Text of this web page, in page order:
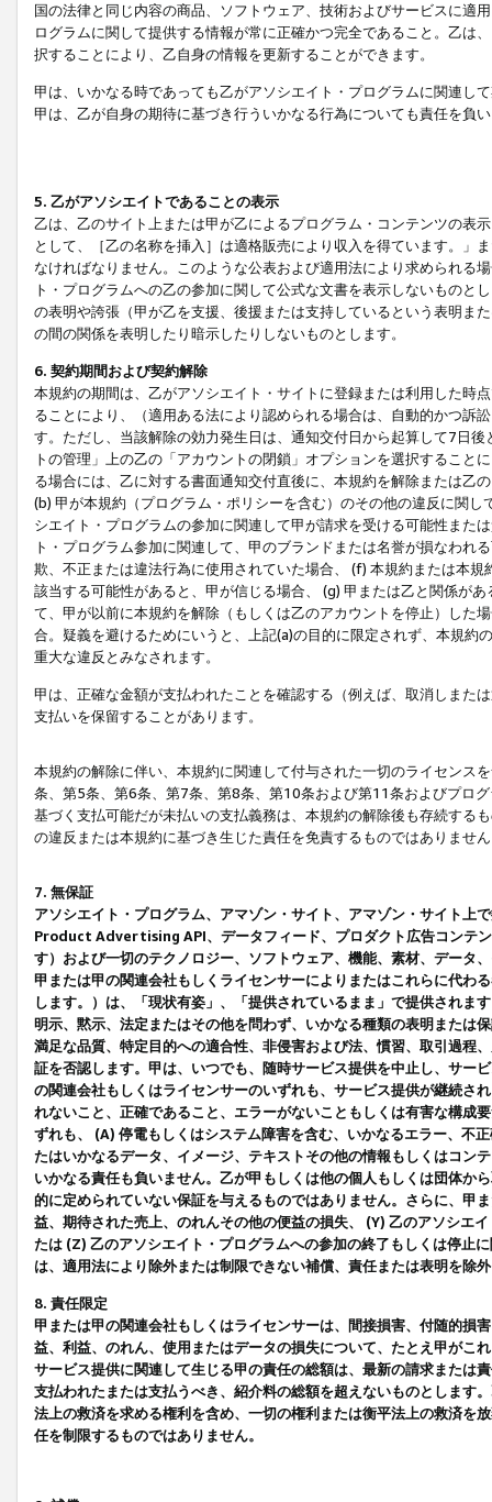
国の法律と同じ内容の商品、ソフトウェア、技術およびサービスに適
ログラムに関して提供する情報が常に正確かつ完全であること。乙は
択することにより、乙自身の情報を更新することができます。
甲は、いかなる時であっても乙がアソシエイト・プログラムに関連し
甲は、乙が自身の期待に基づき行ういかなる行為についても責任を負
5. 乙がアソシエイトであることの表示
乙は、乙のサイト上または甲が乙によるプログラム・コンテンツの表
として、［乙の名称を挿入］は適格販売により収入を得ています。」
なければなりません。このような公表および適用法により求められる
ト・プログラムへの乙の参加に関して公式な文書を表示しないもの
の表明や誇張（甲が乙を支援、後援または支持しているという表明ま
の間の関係を表明したり暗示したりしないものとします。
6. 契約期間および契約解除
本規約の期間は、乙がアソシエイト・サイトに登録または利用した時
ることにより、（適用ある法により認められる場合は、自動的かつ訴
す。ただし、当該解除の効力発生日は、通知交付日から起算して7日
トの管理」上の乙の「アカウントの閉鎖」オプションを選択するこ
る場合には、乙に対する書面通知交付直後に、本規約を解除または乙
(b) 甲が本規約（プログラム・ポリシーを含む）のその他の違反に関
シエイト・プログラムの参加に関連して甲が請求を受ける可能性また
ト・プログラム参加に関連して、甲のブランドまたは名誉が損なわれ
欺、不正または違法行為に使用されていた場合、 (f) 本規約または本
該当する可能性があると、甲が信じる場合、 (g) 甲または乙と関係が
て、甲が以前に本規約を解除（もしくは乙のアカウントを停止）した
合。疑義を避けるためにいうと、上記(a)の目的に限定されず、本規
重大な違反とみなされます。
甲は、正確な金額が支払われたことを確認する（例えば、取消しまた
支払いを保留することがあります。
本規約の解除に伴い、本規約に関連して付与された一切のライセンス
条、第5条、第6条、第7条、第8条、第10条および第11条およびプロ
基づく支払可能だが未払いの支払義務は、本規約の解除後も存続する
の違反または本規約に基づき生じた責任を免責するものではありませ
7. 無保証
アソシエイト・プログラム、アマゾン・サイト、アマゾン・サイト上
Product Advertising API、データフィード、プロダクト広告コンテ
す）および一切のテクノロジー、ソフトウェア、機能、素材、データ
甲または甲の関連会社もしくライセンサーによりまたはこれらに代わ
します。）は、「現状有姿」、「提供されているまま」で提供されま
明示、黙示、法定またはその他を問わず、いかなる種類の表明または
満足な品質、特定目的への適合性、非侵害および法、慣習、取引過程
証を否認します。甲は、いつでも、随時サービス提供を中止し、サー
の関連会社もしくはライセンサーのいずれも、サービス提供が継続さ
れないこと、正確であること、エラーがないこともしくは有害な構成
ずれも、 (A) 停電もしくはシステム障害を含む、いかなるエラー、不
たはいかなるデータ、イメージ、テキストその他の情報もしくはコン
いかなる責任も負いません。乙が甲もしくは他の個人もしくは団体か
的に定められていない保証を与えるものではありません。さらに、甲
益、期待された売上、のれんその他の便益の損失、 (Y) 乙のアソシエ
たは (Z) 乙のアソシエイト・プログラムへの参加の終了もしくは停止
は、適用法により除外または制限できない補償、責任または表明を除
8. 責任限定
甲または甲の関連会社もしくはライセンサーは、間接損害、付随的損
益、利益、のれん、使用またはデータの損失について、たとえ甲がこ
サービス提供に関連して生じる甲の責任の総額は、最新の請求または
支払われたまたは支払うべき、紹介料の総額を超えないものとします
法上の救済を求める権利を含め、一切の権利または衡平法上の救済を
任を制限するものではありません。